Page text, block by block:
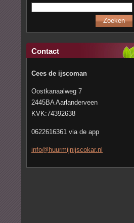
Contact
Cees de ijscoman
Oostkanaalweg 7
2445BA Aarlanderveen
KVK:74392638
0622616361 via de app
info@huurmijnijscokar.nl